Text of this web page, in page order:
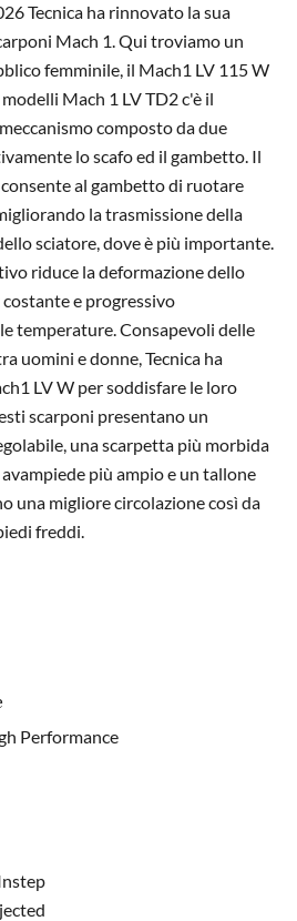
Tecnica ha rinnovato la sua
Mach 1. Qui troviamo un
femminile, il Mach1 LV 115 W
Mach 1 LV TD2 c'è il
composto da due
lo scafo ed il gambetto. Il
al gambetto di ruotare
la trasmissione della
sciatore, dove è più importante.
riduce la deformazione dello
e progressivo
temperature. Consapevoli delle
uomini e donne, Tecnica ha
LV W per soddisfare le loro
scarponi presentano un
una scarpetta più morbida
più ampio e un tallone
una migliore circolazione così da
freddi.
Performance